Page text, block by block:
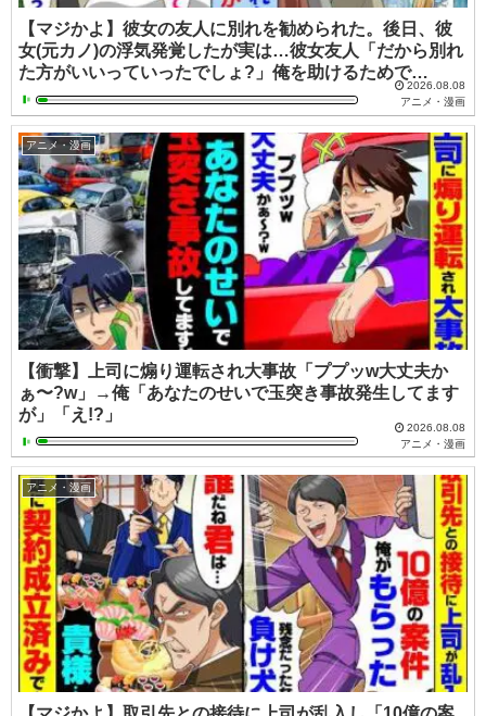
【マジかよ】彼女の友人に別れを勧められた。後日、彼
女(元カノ)の浮気発覚したが実は…彼女友人「だから別れ
た方がいいっていったでしょ?」俺を助けるためで…
2026.08.08
アニメ・漫画
アニメ・漫画
【衝撃】上司に煽り運転され大事故「ププッw大丈夫か
ぁ〜?w」→俺「あなたのせいで玉突き事故発生してます
が」「え!?」
2026.08.08
アニメ・漫画
アニメ・漫画